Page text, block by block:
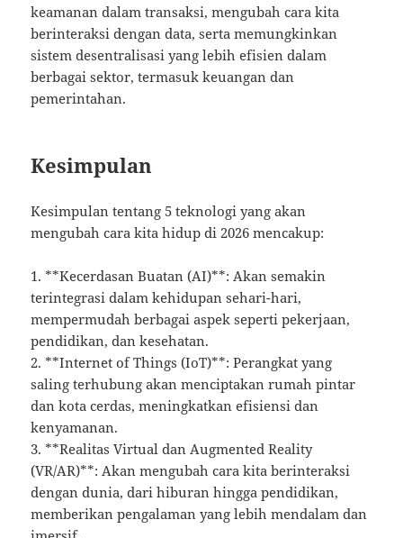
keamanan dalam transaksi, mengubah cara kita
berinteraksi dengan data, serta memungkinkan
sistem desentralisasi yang lebih efisien dalam
berbagai sektor, termasuk keuangan dan
pemerintahan.
Kesimpulan
Kesimpulan tentang 5 teknologi yang akan
mengubah cara kita hidup di 2026 mencakup:
1. **Kecerdasan Buatan (AI)**: Akan semakin
terintegrasi dalam kehidupan sehari-hari,
mempermudah berbagai aspek seperti pekerjaan,
pendidikan, dan kesehatan.
2. **Internet of Things (IoT)**: Perangkat yang
saling terhubung akan menciptakan rumah pintar
dan kota cerdas, meningkatkan efisiensi dan
kenyamanan.
3. **Realitas Virtual dan Augmented Reality
(VR/AR)**: Akan mengubah cara kita berinteraksi
dengan dunia, dari hiburan hingga pendidikan,
memberikan pengalaman yang lebih mendalam dan